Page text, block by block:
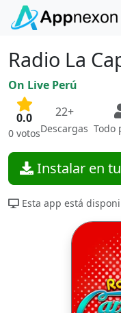
Radio La
On Live Perú
0.0
0 votos
22+
Descargas Todo
Instalar en
Esta app está